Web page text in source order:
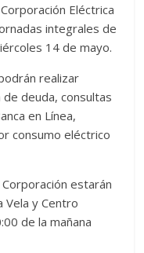
Eléctrica
integrales de
14 de mayo.
realizar
deuda, consultas
en Línea,
consumo eléctrico
estarán
Vela y Centro
de la mañana